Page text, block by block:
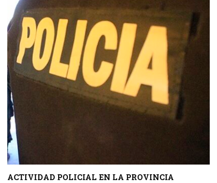
ACTIVIDAD POLICIAL EN LA PROVINCIA